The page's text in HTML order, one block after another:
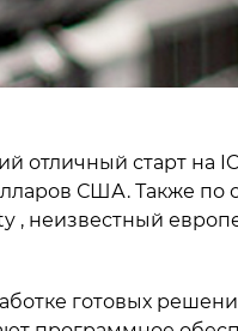
отличный старт на
США. Также
, неизвестный
готовых